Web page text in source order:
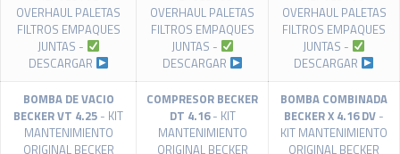
OVERHAUL PALETAS
FILTROS EMPAQUES
JUNTAS -
DESCARGAR
OVERHAUL PALETAS
FILTROS EMPAQUES
JUNTAS -
DESCARGAR
OVERHAUL PALETAS
FILTROS EMPAQUES
JUNTAS -
DESCARGAR
BOMBA DE VACIO
BECKER VT 4.25 - KIT
MANTENIMIENTO
ORIGINAL BECKER
COMPRESOR BECKER
DT 4.16- KIT
MANTENIMIENTO
ORIGINAL BECKER
BOMBA COMBINADA
BECKER X 4.16 DV -
KIT MANTENIMIENTO
ORIGINAL BECKER